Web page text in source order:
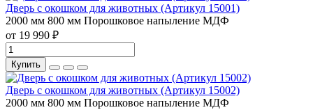
Дверь с окошком для животных (Артикул 15001)
2000 мм 800 мм Порошковое напыление МДФ
от 19 990 ₽
Купить
Дверь с окошком для животных (Артикул 15002)
2000 мм 800 мм Порошковое напыление МДФ